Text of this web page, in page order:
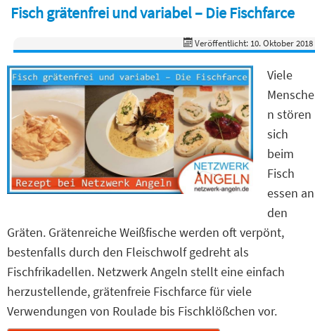
Fisch grätenfrei und variabel – Die Fischfarce
Veröffentlicht: 10. Oktober 2018
Viele
Mensche
n stören
sich
beim
Fisch
essen an
den
Gräten. Grätenreiche Weißfische werden oft verpönt,
bestenfalls durch den Fleischwolf gedreht als
Fischfrikadellen. Netzwerk Angeln stellt eine einfach
herzustellende, grätenfreie Fischfarce für viele
Verwendungen von Roulade bis Fischklößchen vor.